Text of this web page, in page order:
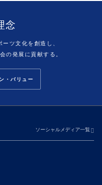
念
ツ文化を創造し、
の発展に貢献する。
・バリュー
ソーシャルメディア一覧